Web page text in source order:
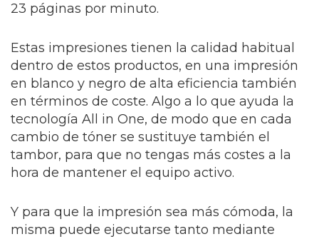
23 páginas por minuto.
Estas impresiones tienen la calidad habitual
dentro de estos productos, en una impresión
en blanco y negro de alta eficiencia también
en términos de coste. Algo a lo que ayuda la
tecnología All in One, de modo que en cada
cambio de tóner se sustituye también el
tambor, para que no tengas más costes a la
hora de mantener el equipo activo.
Y para que la impresión sea más cómoda, la
misma puede ejecutarse tanto mediante